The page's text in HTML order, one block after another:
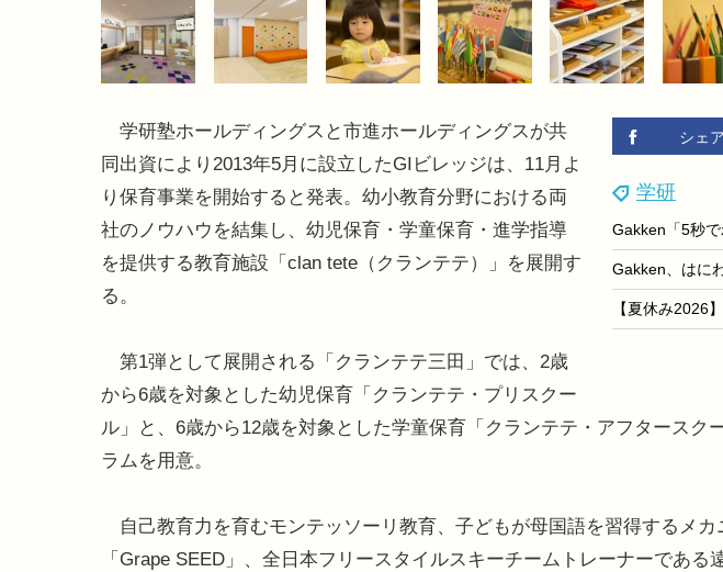
シェア
学研
学研塾ホールディングスと市進ホールディングスが共
同出資により2013年5月に設立したGIビレッジは、11月よ
り保育事業を開始すると発表。幼小教育分野における両
社のノウハウを結集し、幼児保育・学童保育・進学指導
を提供する教育施設「clan tete（クランテテ）」を展開す
る。
第1弾として展開される「クランテテ三田」では、2歳
から6歳を対象とした幼児保育「クランテテ・プリスクー
ル」と、6歳から12歳を対象とした学童保育「クランテテ・アフタースク
ラムを用意。
自己教育力を育むモンテッソーリ教育、子どもが母国語を習得するメカ
「Grape SEED」、全日本フリースタイルスキーチームトレーナーである